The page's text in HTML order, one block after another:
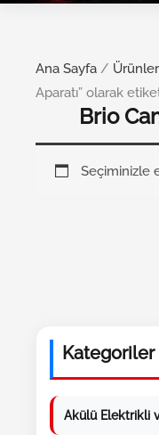
Kategoriler
Akülü Elektrikli
Ana Sayfa / Ürünler
Aparatı” olarak
Brio
Seçiminizle